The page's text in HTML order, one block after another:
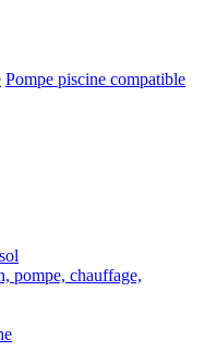
Pompe piscine compatible
pompe, chauffage,